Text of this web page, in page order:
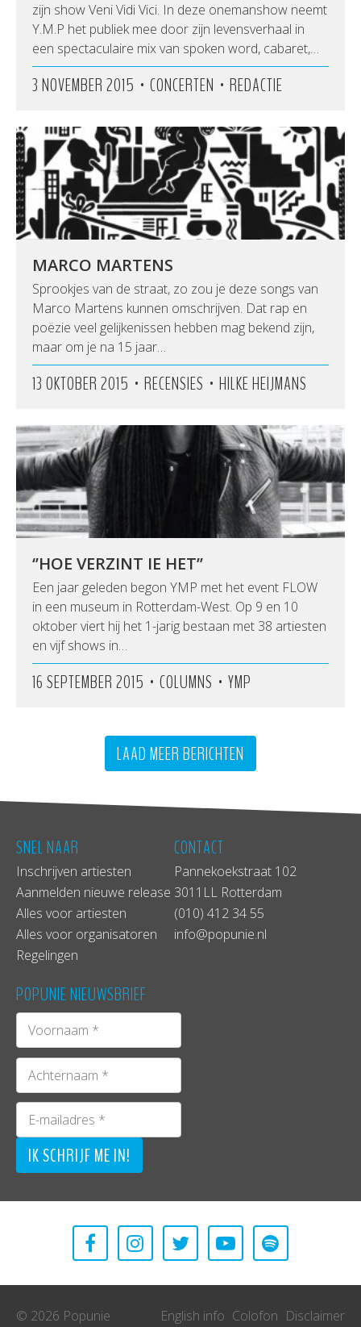
zijn show Veni Vidi Vici. In deze onemanshow neemt
Y.M.P het publiek mee door zijn levensverhaal in
een spectaculaire mix van spoken word, cabaret,…
3 NOVEMBER 2015 • CONCERTEN • REDACTIE
MARCO MARTENS
Sprookjes van de straat, zo zou je deze songs van
Marco Martens kunnen omschrijven. Dat rap en
poëzie veel gelijkenissen hebben mag bekend zijn,
maar om je na 15 jaar…
13 OKTOBER 2015 • RECENSIES • HILKE HEIJMANS
‘’HOE VERZINT IE HET’’
Een jaar geleden begon YMP met het event FLOW
in een museum in Rotterdam-West. Op 9 en 10
oktober viert hij het 1-jarig bestaan met 38 artiesten
en vijf shows in…
16 SEPTEMBER 2015 • COLUMNS • YMP
LAAD MEER BERICHTEN
SNEL NAAR
Inschrijven artiesten
Aanmelden nieuwe release
Alles voor artiesten
Alles voor organisatoren
Regelingen
CONTACT
Pannekoekstraat 102
3011LL Rotterdam
(010) 412 34 55
info@popunie.nl
POPUNIE NIEUWSBRIEF
© 2026 Popunie English info Colofon Disclaimer